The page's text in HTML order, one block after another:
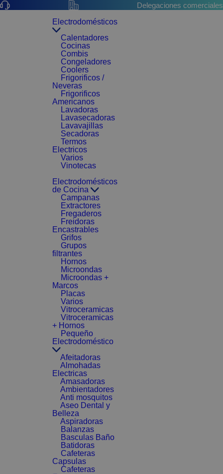
Delegaciones comerciales
Electrodomésticos
Calentadores
Cocinas
Combis
Congeladores
Coolers
Frigorificos /
Neveras
Frigorificos
Americanos
Lavadoras
Lavasecadoras
Lavavajillas
Secadoras
Termos
Electricos
Varios
Vinotecas
Electrodomésticos
de Cocina
Campanas
Extractores
Fregaderos
Freidoras
Encastrables
Grifos
Grupos
filtrantes
Hornos
Microondas
Microondas +
Marcos
Placas
Varios
Vitroceramicas
Vitroceramicas
+ Hornos
Pequeño
Electrodoméstico
Afeitadoras
Almohadas
Electricas
Amasadoras
Ambientadores
Anti mosquitos
Aseo Dental y
Belleza
Aspiradoras
Balanzas
Basculas Baño
Batidoras
Cafeteras
Capsulas
Cafeteras